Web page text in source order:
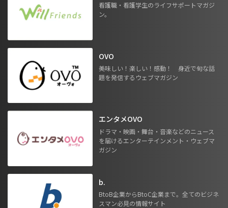
看護職・看護学生のライフサポートマガジ
ン。
OVO
美味しい！楽しい！感動！ 身近で旬な話
題を発信するウェブマガジン
エンタメOVO
ドラマ・映画・舞台・音楽などのニュース
を届けるエンターテインメント・ウェブマ
ガジン
b.
BtoB企業からBtoC企業まで。全てのビジネ
スマン必見の情報サイト